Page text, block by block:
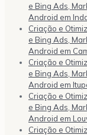
e Bing Ads,
Android em
Criação e
e Bing Ads,
Android em
Criação e
e Bing Ads,
Android em
Criação e
e Bing Ads,
Android em
Criação e